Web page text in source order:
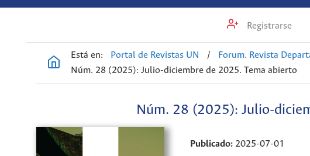
Registrarse
Está en: Portal de Revistas UN / Forum. Revista
Núm. 28 (2025): Julio-diciembre de 2025. Tema abierto
Núm. 28 (2025): Julio-
Publicado: 2025-07-01